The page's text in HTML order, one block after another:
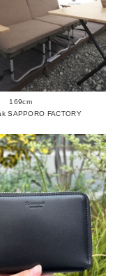
169cm
SAPPORO FACTORY